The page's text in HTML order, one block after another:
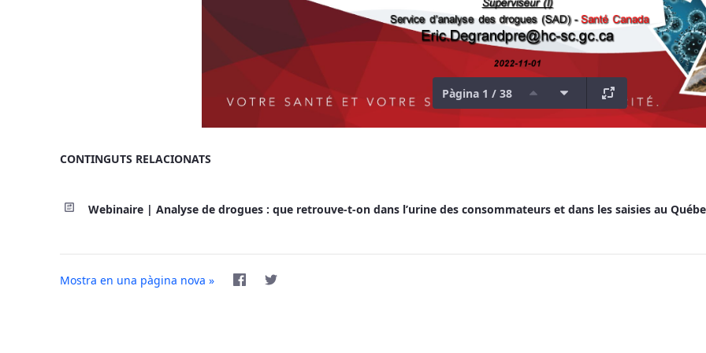
Pàgina 1 / 38
CONTINGUTS RELACIONATS
Webinaire | Analyse de drogues : que retrouve-t-on dans l’urine des consommateurs et dans les saisies au
Mostra en una pàgina nova »